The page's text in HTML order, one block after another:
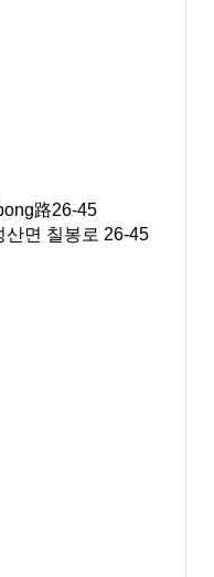
路26-45
산면 칠봉로 26-45